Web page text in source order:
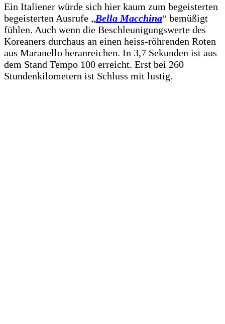
Ein Italiener würde sich hier kaum zum begeisterten
begeisterten Ausrufe „Bella Macchina“ bemüßigt
fühlen. Auch wenn die Beschleunigungswerte des
Koreaners durchaus an einen heiss-röhrenden Roten
aus Maranello heranreichen. In 3,7 Sekunden ist aus
dem Stand Tempo 100 erreicht. Erst bei 260
Stundenkilometern ist Schluss mit lustig.